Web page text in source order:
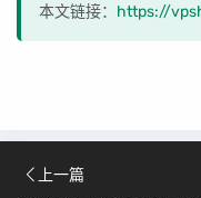
本文链接： https://
上一篇